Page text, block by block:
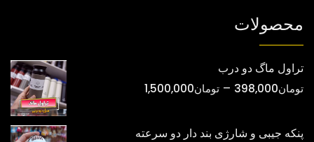
محصولات
تراول ماگ دو درب
تومان398,000
– تومان1,500,000محدوده
پنکه جیبی و شارژی بند دار دو سرعته